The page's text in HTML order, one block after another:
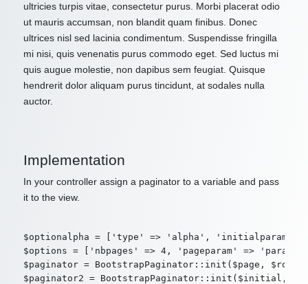
ultricies turpis vitae, consectetur purus. Morbi placerat odio
ut mauris accumsan, non blandit quam finibus. Donec
ultrices nisl sed lacinia condimentum. Suspendisse fringilla
mi nisi, quis venenatis purus commodo eget. Sed luctus mi
quis augue molestie, non dapibus sem feugiat. Quisque
hendrerit dolor aliquam purus tincidunt, at sodales nulla
auctor.
Implementation
In your controller assign a paginator to a variable and pass
it to the view.
$optionalpha = ['type' => 'alpha', 'initialparam'
$options = ['nbpages' => 4, 'pageparam' =>
$paginator = BootstrapPaginator::init($page,
$paginator2 = BootstrapPaginator::init($initial,